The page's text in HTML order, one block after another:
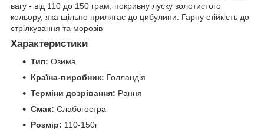
вагу - від 110 до 150 грам, покривну луску золотистого
кольору, яка щільно прилягає до цибулини. Гарну стійкість до
стрілкування та морозів
Характеристики
Тип: Озима
Країна-виробник: Голландія
Терміни дозрівання: Рання
Смак: Слабогостра
Розмір: 110-150г